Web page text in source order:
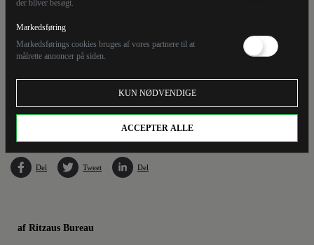
der bliver besøgt.
Markedsføring
Markedsførings cookies bruges af vores partnere til at
målrette annoncer på siden.
KUN NØDVENDIGE
ACCEPTER ALLE
Regeringen overvejer desuden, om man kan genskabe ammunitionsfabrik i
Frederikshavn, siger fungerende forsvarsminister Troels Lund Poulsen (V).
Del Tweet Del
af Ritzaus Bureau